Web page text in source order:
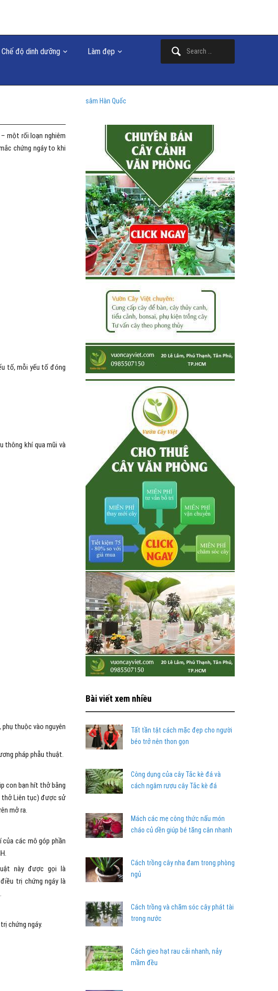
Chế độ dinh dưỡng
Làm đẹp
một rối loạn nghiêm
chứng ngáy to khi
tố, mỗi yếu tố đóng
thông khí qua mũi và
thuộc vào nguyên
pháp phẫu thuật.
con bạn hít thở bằng
thở Liên tục) được sử
mở ra.
các mô góp phần
này được gọi là
trị chứng ngáy là
chứng ngáy.
sâm Hàn Quốc
Bài viết xem nhiều
Tất tần tật cách mặc đẹp cho người
béo trở nên thon gọn
Công dụng của cây Tắc kè đá và
cách ngâm rượu cây Tắc kè đá
Mách các mẹ công thức nấu món
cháo củ dền giúp bé tăng cân nhanh
Cách trồng cây nha đam trong phòng
ngủ
Cách trồng và chăm sóc cây phát tài
trong nước
Cách gieo hạt rau cải nhanh, nảy
mầm đều